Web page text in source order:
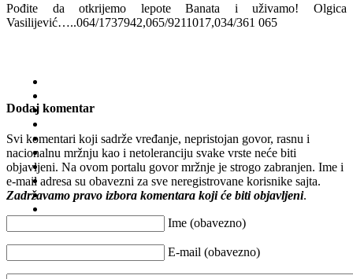
Pođite da otkrijemo lepote Banata i uživamo! Olgica
Vasilijević…..064/1737942,065/9211017,034/361 065
Dodaj komentar
Svi komentari koji sadrže vređanje, nepristojan govor, rasnu i
nacionalnu mržnju kao i netoleranciju svake vrste neće biti
objavljeni. Na ovom portalu govor mržnje je strogo zabranjen. Ime i
e-mail adresa su obavezni za sve neregistrovane korisnike sajta.
Zadržavamo pravo izbora komentara koji će biti objavljeni.
Ime (obavezno)
E-mail (obavezno)